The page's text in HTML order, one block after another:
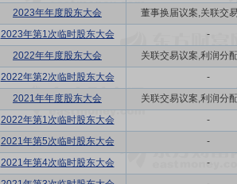
2023年年度股东大会
董事换届议案,关联交
2023年第1次临时股东大会
-
2022年年度股东大会
关联交易议案,利润分
2022年第2次临时股东大会
-
2021年年度股东大会
关联交易议案,利润分
2022年第1次临时股东大会
-
2021年第5次临时股东大会
-
2021年第4次临时股东大会
-